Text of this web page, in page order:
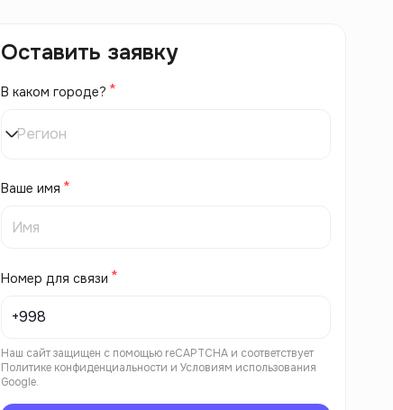
Оставить заявку
В каком городе?
Регион
Ваше имя
Номер для связи
Наш сайт защищен с помощью reCAPTCHA и соответствует
Политике конфиденциальности и Условиям использования
Google.